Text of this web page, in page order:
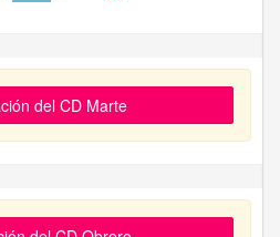
del CD Marte